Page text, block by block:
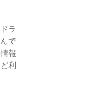
ラ
で
報
利